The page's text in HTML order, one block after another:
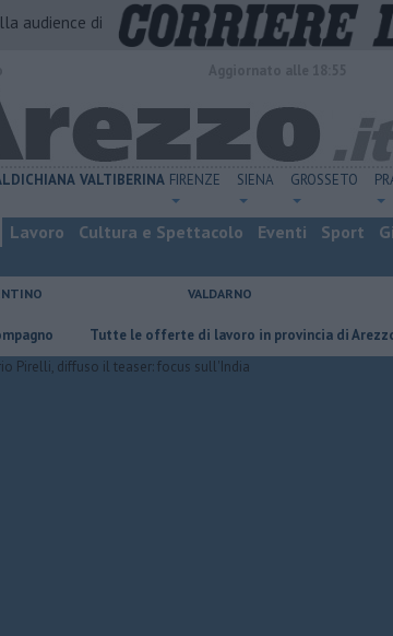
audience di
VALTIBERINA FIRENZE SIENA GROSSETO
Lavoro Cultura e Spettacolo Eventi Sport
VALDARNO
​Tutte le offerte di lavoro in provincia di Arezzo